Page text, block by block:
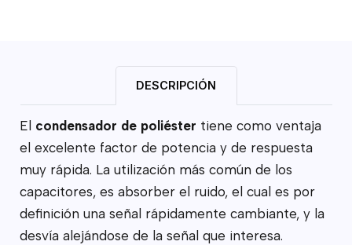
DESCRIPCIÓN
El condensador de poliéster tiene como ventaja
el excelente factor de potencia y de respuesta
muy rápida. La utilización más común de los
capacitores, es absorber el ruido, el cual es por
definición una señal rápidamente cambiante, y la
desvía alejándose de la señal que interesa.